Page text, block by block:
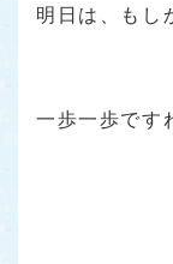
明日は、もし
一歩一歩です